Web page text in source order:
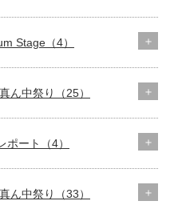
Stage（4）
ん中祭り（25）
ート（4）
ん中祭り（33）